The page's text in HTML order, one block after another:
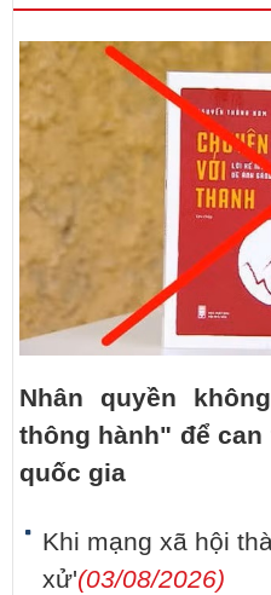
Nhân quyền
thông hành" để
quốc gia
Khi mạng xã hội
xử'(03/08/2026)